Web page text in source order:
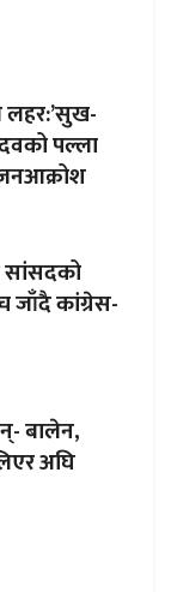
लहर:’सुख-
पल्ला
जनआक्रोश
सांसदको
जाँदै कांग्रेस-
बालेन,
अघि